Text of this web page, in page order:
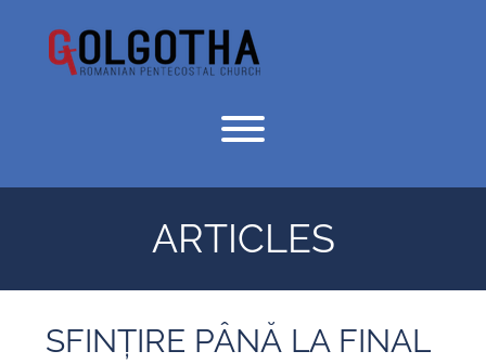
Toggle menu visibility.
ARTICLES
SFINȚIRE PÂNĂ LA FINAL